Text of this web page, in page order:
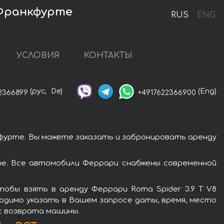
RUS ENG
УСЛОВИЯ КОНТАКТЫ
(рус, De) +4917622366900 (Eng)
Вы можете заказать и забронировать аренду
Все автомобили Феррари снабжены современной
взять в аренду Феррари Roma Spider 3.9 T V8
указать в Вашем запросе даты, время, место
возврата машины.